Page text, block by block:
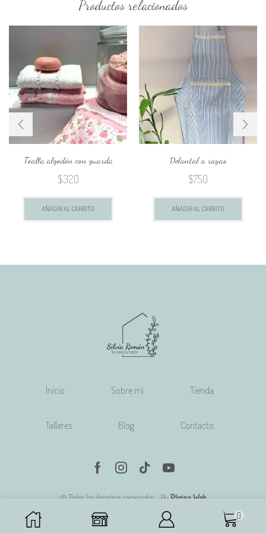
cantidad
Productos relacionados
Toalla algodón con guarda
$320
AÑADIR AL CARRITO
Delantal a rayas
$750
AÑADIR AL CARRITO
Inicio Sobre mí Tienda
Talleres Blog Contacto
FacebookInstagram
Tik-
tok
Youtube
© Todos los derechos reservados - By Página Web
0